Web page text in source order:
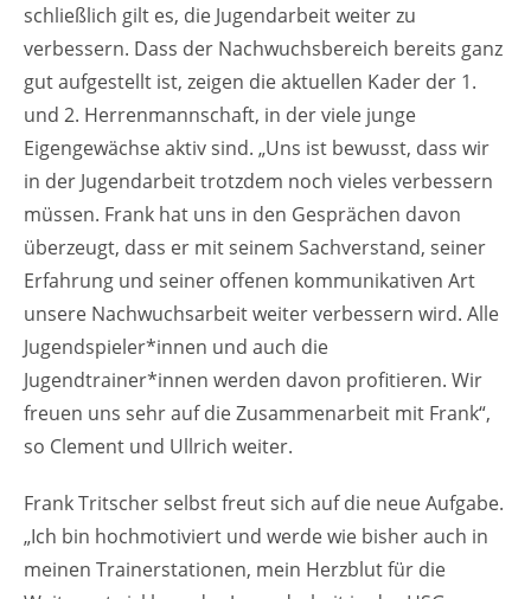
schließlich gilt es, die Jugendarbeit weiter zu
verbessern. Dass der Nachwuchsbereich bereits ganz
gut aufgestellt ist, zeigen die aktuellen Kader der 1.
und 2. Herrenmannschaft, in der viele junge
Eigengewächse aktiv sind. „Uns ist bewusst, dass wir
in der Jugendarbeit trotzdem noch vieles verbessern
müssen. Frank hat uns in den Gesprächen davon
überzeugt, dass er mit seinem Sachverstand, seiner
Erfahrung und seiner offenen kommunikativen Art
unsere Nachwuchsarbeit weiter verbessern wird. Alle
Jugendspieler*innen und auch die
Jugendtrainer*innen werden davon profitieren. Wir
freuen uns sehr auf die Zusammenarbeit mit Frank“,
so Clement und Ullrich weiter.
Frank Tritscher selbst freut sich auf die neue Aufgabe.
„Ich bin hochmotiviert und werde wie bisher auch in
meinen Trainerstationen, mein Herzblut für die